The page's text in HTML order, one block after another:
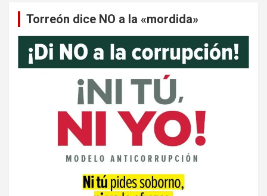
Torreón dice NO a la «mordida»